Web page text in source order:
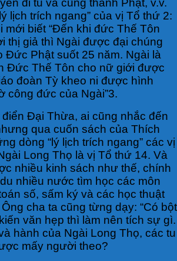
đi tu và cũng thành Phật, v.v.
lịch trích ngang” của vị Tổ thứ 2:
mới biết “Đến khi đức Thế Tôn
thị giả thì Ngài được đại chúng
Đức Phật suốt 25 năm. Ngài là
Đức Thế Tôn cho nữ giới được
đoàn Tỳ kheo ni được hình
công đức của Ngài”3.
điển Đại Thừa, ai cũng nhắc đến
qua cuốn sách của Thích
dòng “lý lịch trích ngang” các vị
Long Thọ là vị Tổ thứ 14. Và
nhiều kinh sách như thế, chính
nhiều nước tìm học các môn
số, sấm ký và các học thuật
cha ta cũng từng dạy: “Có bột
văn hẹp thì làm nên tích sự gì.
hành của Ngài Long Thọ, các tu
mấy người theo?